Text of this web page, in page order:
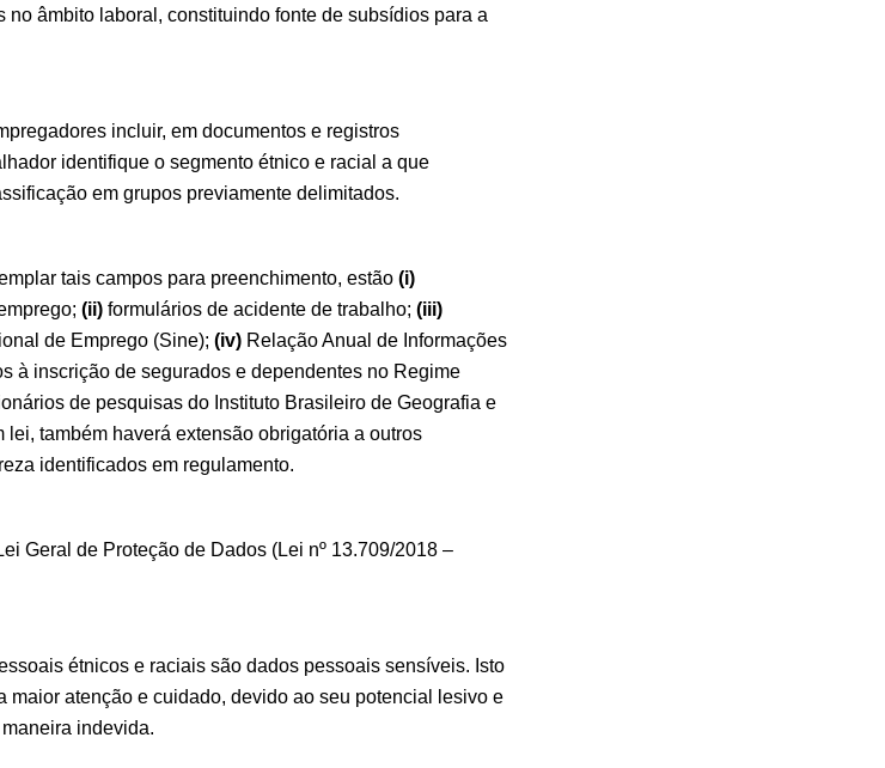
âmbito laboral, constituindo fonte de subsídios para a
incluir, em documentos e registros
identifique o segmento étnico e racial a que
em grupos previamente delimitados.
tais campos para preenchimento, estão (i)
(ii) formulários de acidente de trabalho; (iii)
de Emprego (Sine); (iv) Relação Anual de Informações
à inscrição de segurados e dependentes no Regime
de pesquisas do Instituto Brasileiro de Geografia e
também haverá extensão obrigatória a outros
identificados em regulamento.
Geral de Proteção de Dados (Lei nº 13.709/2018 –
étnicos e raciais são dados pessoais sensíveis. Isto
maior atenção e cuidado, devido ao seu potencial lesivo e
indevida.